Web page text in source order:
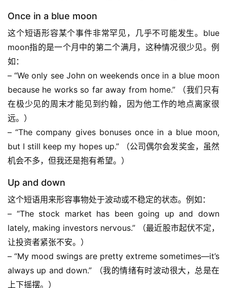
Once in a blue moon
这个短语形容某个事件非常罕见，几乎不可能发生。blue
moon指的是一个月中的第二个满月，这种情况很少见。例
如：
– “We only see John on weekends once in a blue moon
because he works so far away from home.” （我们只有
在极少见的周末才能见到约翰，因为他工作的地点离家很
远。）
– “The company gives bonuses once in a blue moon,
but I still keep my hopes up.” （公司偶尔会发奖金，虽然
机会不多，但我还是抱有希望。）
Up and down
这个短语用来形容事物处于波动或不稳定的状态。例如：
– “The stock market has been going up and down
lately, making investors nervous.” （最近股市起伏不定，
让投资者紧张不安。）
– “My mood swings are pretty extreme sometimes—it’s
always up and down.” （我的情绪有时波动很大，总是在
上下摇摆。）